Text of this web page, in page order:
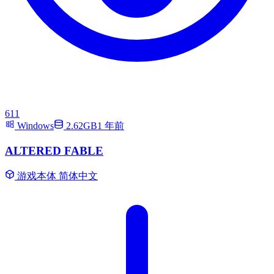
611
Windows
2.62GB1 年前
ALTERED FABLE
游戏本体 简体中文